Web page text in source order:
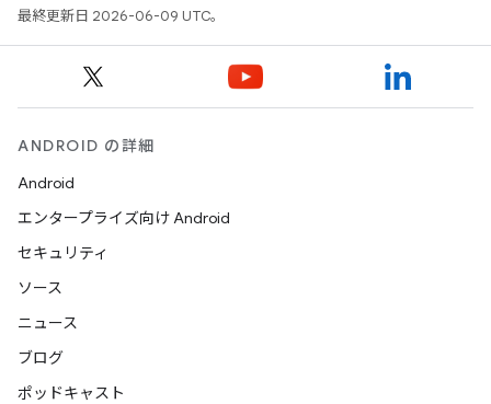
最終更新日 2026-06-09 UTC。
ANDROID の詳細
Android
エンタープライズ向け Android
セキュリティ
ソース
ニュース
ブログ
ポッドキャスト